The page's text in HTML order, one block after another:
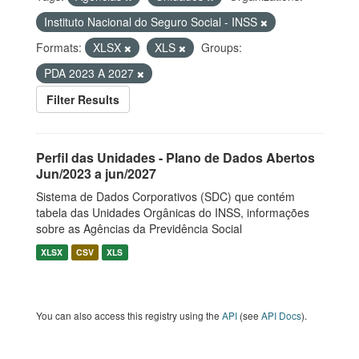
Instituto Nacional do Seguro Social - INSS
Formats:
XLSX XLS
Groups:
PDA 2023 A 2027
Filter Results
Perfil das Unidades - Plano de Dados Abertos
Jun/2023 a jun/2027
Sistema de Dados Corporativos (SDC) que contém
tabela das Unidades Orgânicas do INSS, informações
sobre as Agências da Previdência Social
XLSX CSV XLS
You can also access this registry using the API (see API Docs).